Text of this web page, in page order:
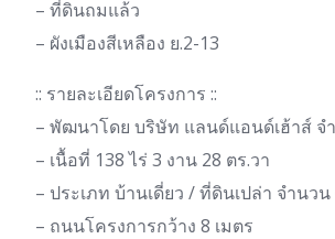
– ที่ดินถมแล้ว
– ผังเมืองสีเหลือง ย.2-13
:: รายละเอียดโครงการ ::
– พัฒนาโดย บริษัท แลนด์แอนด์เฮ้าส์ จ
– เนื้อที่ 138 ไร่ 3 งาน 28 ตร.วา
– ประเภท บ้านเดี่ยว / ที่ดินเปล่า จำนว
– ถนนโครงการกว้าง 8 เมตร